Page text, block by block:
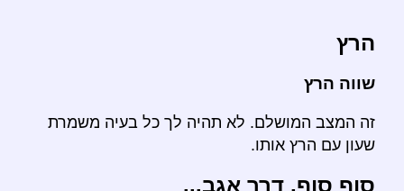
הרץ
שווה הרץ
זה המצב המושלם. לא תהיה לך כל בעיה משמרת
שעון עם הרץ אותו.
סוף סוף, דרך אגב...